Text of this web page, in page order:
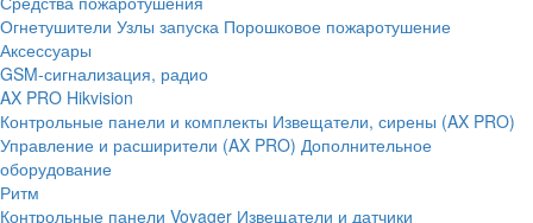
Огнетушители Узлы запуска Порошковое пожаротушение
Аксессуары
GSM-сигнализация, радио
AX PRO Hikvision
Контрольные панели и комплекты Извещатели, сирены (AX PRO)
Управление и расширители (AX PRO) Дополнительное
оборудование
Ритм
Контрольные панели Voyager Извещатели и датчики